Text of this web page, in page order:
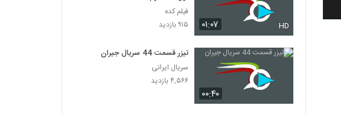
۰۱:۰۷ HD
فیلم کده
۹۱۵ بازدید
۰۰:۴۰
تیزر قسمت 44 سریال جیران
سریال ایرانی
۴,۵۶۶ بازدید